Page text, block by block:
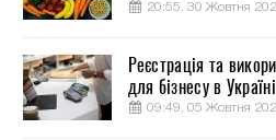
20:55, 30 Жовтня
Реєстрація та
для бізнесу в Україні
09:49, 05 Жовтня